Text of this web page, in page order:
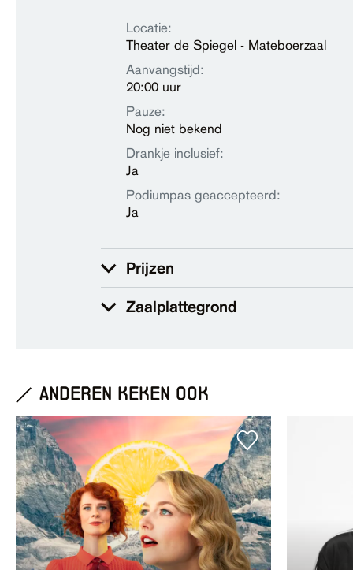
Locatie:
Theater de Spiegel - Mateboerzaal
Aanvangstijd:
20:00 uur
Pauze:
Nog niet bekend
Drankje inclusief:
Ja
Podiumpas geaccepteerd:
Ja
Prijzen
Zaalplattegrond
anderen keken ook